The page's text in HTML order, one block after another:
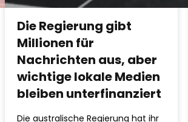
Die Regierung gibt
Millionen für
Nachrichten aus, aber
wichtige lokale Medien
bleiben unterfinanziert
Die australische Regierung hat ihr